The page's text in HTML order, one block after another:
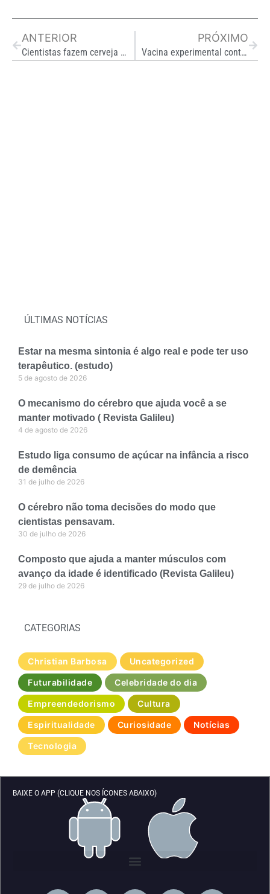
ANTERIOR
Cientistas fazem cerveja ficar pronta mais rápido usando som (Revista GALILEU)
PRÓXIMO
Vacina experimental contra câncer de intestino e pâncreas impede retorno da doença
ÚLTIMAS NOTÍCIAS
Estar na mesma sintonia é algo real e pode ter uso
terapêutico. (estudo)
5 de agosto de 2026
O mecanismo do cérebro que ajuda você a se
manter motivado ( Revista Galileu)
4 de agosto de 2026
Estudo liga consumo de açúcar na infância a risco
de demência
31 de julho de 2026
O cérebro não toma decisões do modo que
cientistas pensavam.
30 de julho de 2026
Composto que ajuda a manter músculos com
avanço da idade é identificado (Revista Galileu)
29 de julho de 2026
CATEGORIAS
Christian Barbosa Uncategorized
Futurabilidade Celebridade do dia
Empreendedorismo Cultura
Espiritualidade Curiosidade Notícias
Tecnologia
BAIXE O APP (CLIQUE NOS ÍCONES ABAIXO)